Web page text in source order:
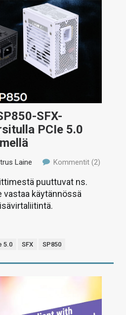
SFX-
PCIe 5.0
Laine Kommentit (2)
puuttuvat ns.
vastaa käytännössä
5.0 SFX SP850